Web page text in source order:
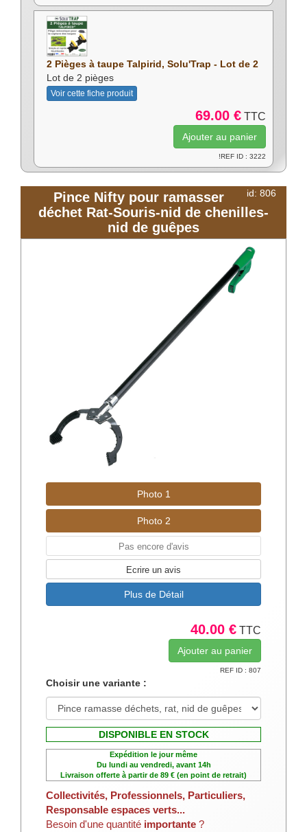
2 Pièges à taupe Talpirid, Solu'Trap - Lot de 2
Lot de 2 pièges
Voir cette fiche produit
69.00 € TTC
!REF ID : 3222
id: 806
Pince Nifty pour ramasser
déchet Rat-Souris-nid de chenilles-
nid de guêpes
Photo 1
Photo 2
Pas encore d'avis
Ecrire un avis
Plus de Détail
40.00 € TTC
REF ID : 807
Choisir une variante :
DISPONIBLE EN STOCK
Expédition le jour même
Du lundi au vendredi, avant 14h
Livraison offerte à partir de 89 € (en point de retrait)
Collectivités, Professionnels, Particuliers,
Responsable espaces verts...
Besoin d'une quantité importante ?